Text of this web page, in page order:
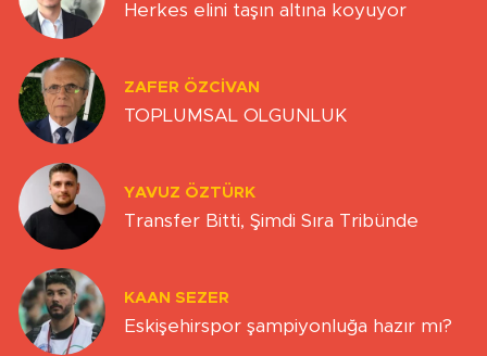
Herkes elini taşın altına koyuyor
ZAFER ÖZCIVAN
TOPLUMSAL OLGUNLUK
YAVUZ ÖZTÜRK
Transfer Bitti, Şimdi Sıra Tribünde
KAAN SEZER
Eskişehirspor şampiyonluğa hazır mı?